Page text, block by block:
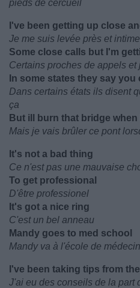
pieds de cercueil
I've been getting up close
Je me suis levée près et
Some close calls but I'm
Certains proches de appels
In some states they say
Dans certains états ils disent
ça
But ill burn that bridge when
Mais je vais brûler ce pont
It's not a bad thing
Ce n'est pas une mauvaise
To get professional
D'être professionel
It's got a nice ring
C'est un bel anneau
Mandy goes to med school
Mandy va à l'école de
I've been taking tips from
J'ai eu des conseils de la part